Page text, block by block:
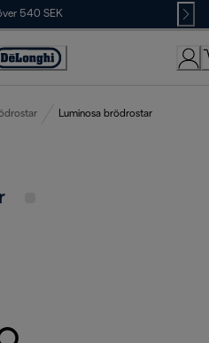
540 SEK
Luminosa brödrostar